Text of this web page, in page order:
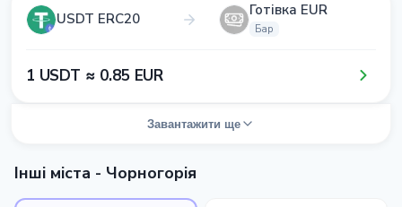
USDT ERC20 Готівка EUR
Бар
1​ USDT ≈ 0​.8​5​ EUR
Завантажити ще
Інші міста - Чорногорія